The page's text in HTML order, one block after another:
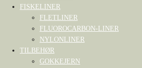
FISKELINER
FLETLINER
FLUOROCARBON-LINER
NYLONLINER
TILBEHØR
GOKKEJERN